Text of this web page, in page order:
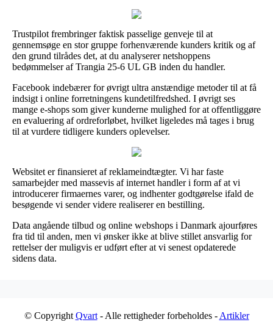
Trustpilot frembringer faktisk passelige genveje til at
gennemsøge en stor gruppe forhenværende kunders kritik og af
den grund tilrådes det, at du analyserer netshoppens
bedømmelser af Trangia 25-6 UL GB inden du handler.
Facebook indebærer for øvrigt ultra anstændige metoder til at få
indsigt i online forretningens kundetilfredshed. I øvrigt ses
mange e-shops som giver kunderne mulighed for at offentliggøre
en evaluering af ordreforløbet, hvilket ligeledes må tages i brug
til at vurdere tidligere kunders oplevelser.
Websitet er finansieret af reklameindtægter. Vi har faste
samarbejder med massevis af internet handler i form af at vi
introducerer firmaernes varer, og indhenter godtgørelse ifald de
besøgende vi sender videre realiserer en bestilling.
Data angående tilbud og online webshops i Danmark ajourføres
fra tid til anden, men vi ønsker ikke at blive stillet ansvarlig for
rettelser der muligvis er udført efter at vi senest opdaterede
sidens data.
© Copyright Qvart- Alle rettigheder forbeholdes - Artikler